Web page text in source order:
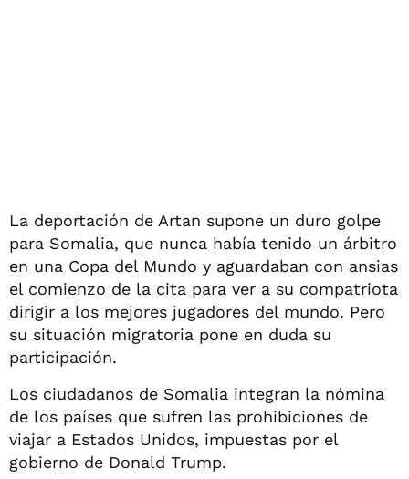
La deportación de Artan supone un duro golpe
para Somalia, que nunca había tenido un árbitro
en una Copa del Mundo y aguardaban con ansias
el comienzo de la cita para ver a su compatriota
dirigir a los mejores jugadores del mundo. Pero
su situación migratoria pone en duda su
participación.
Los ciudadanos de Somalia integran la nómina
de los países que sufren las prohibiciones de
viajar a Estados Unidos, impuestas por el
gobierno de Donald Trump.